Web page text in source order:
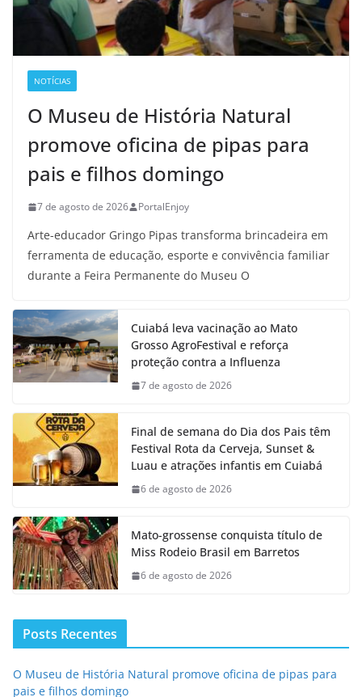
NOTÍCIAS
O Museu de História Natural
promove oficina de pipas para
pais e filhos domingo
7 de agosto de 2026 PortalEnjoy
Arte-educador Gringo Pipas transforma brincadeira em
ferramenta de educação, esporte e convivência familiar
durante a Feira Permanente do Museu O
Cuiabá leva vacinação ao Mato
Grosso AgroFestival e reforça
proteção contra a Influenza
7 de agosto de 2026
Final de semana do Dia dos Pais têm
Festival Rota da Cerveja, Sunset &
Luau e atrações infantis em Cuiabá
6 de agosto de 2026
Mato-grossense conquista título de
Miss Rodeio Brasil em Barretos
6 de agosto de 2026
Posts Recentes
O Museu de História Natural promove oficina de pipas para
pais e filhos domingo